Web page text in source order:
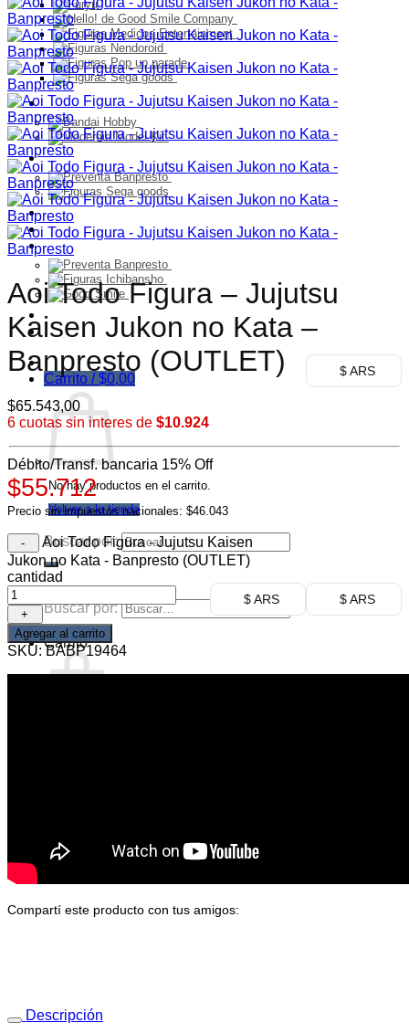
Model Kit
PELUCHES
Franquicia
Ultimos Ingresos
Preventa
Ofertas
Mayorista
$ ARS
Carrito /$0,00
No hay productos en el carrito.
Volver a la tienda
Buscar por:
$ ARS
Buscar por:
Carrito
Aoi Todo Figura – Jujutsu
Kaisen Jukon no Kata –
Banpresto (OUTLET)
$65.543,00
6 cuotas sin interes de $10.924
Débito/Transf. bancaria 15% Off
$55.712
Precio sin impuestos nacionales: $46.043
$ ARS
Aoi Todo Figura - Jujutsu Kaisen
Jukon no Kata - Banpresto (OUTLET)
cantidad
Agregar al carrito
SKU:BABP19464
Compartí este producto con tus amigos:
Descripción